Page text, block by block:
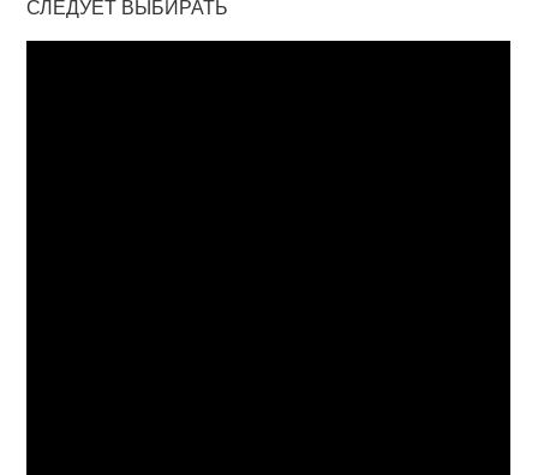
СЛЕДУЕТ ВЫБИРАТЬ